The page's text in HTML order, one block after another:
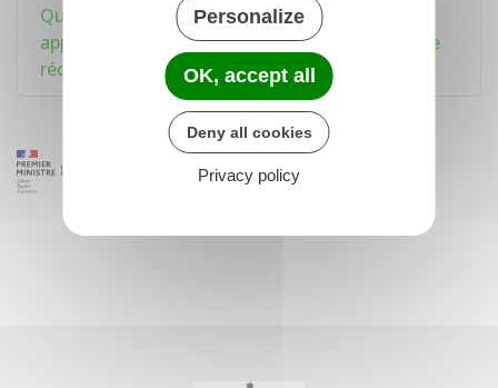
Qui doit payer l'huissier de justice (à présent
appelé commissaire de justice) qui se charge de
réclamer un impayé ?
Personalize
OK, accept all
Deny all cookies
Privacy policy